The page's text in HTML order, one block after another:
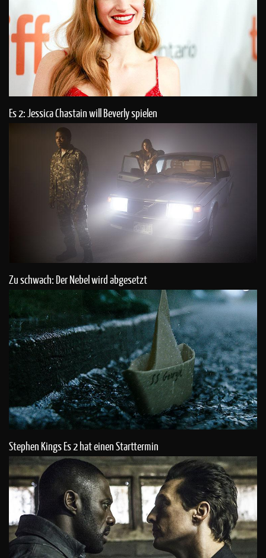
Es 2: Jessica Chastain will Beverly spielen
Zu schwach: Der Nebel wird abgesetzt
Stephen Kings Es 2 hat einen Starttermin